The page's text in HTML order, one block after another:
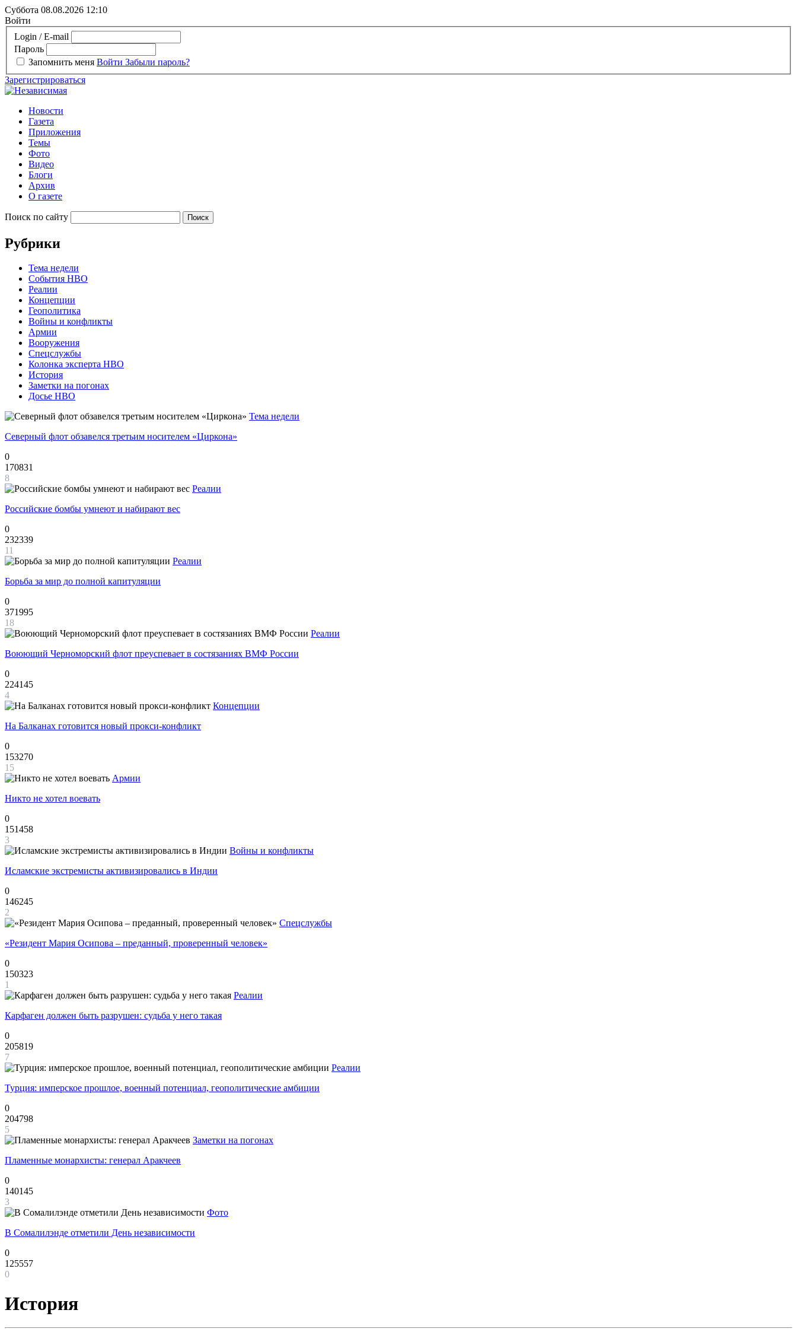
Суббота 08.08.2026 12:10
Войти
Login / E-mail
Пароль
Запомнить меня Войти Забыли пароль?
Зарегистрироваться
Новости
Газета
Приложения
Темы
Фото
Видео
Блоги
Архив
О газете
Поиск по сайту
Рубрики
Тема недели
События НВО
Реалии
Концепции
Геополитика
Войны и конфликты
Армии
Вооружения
Спецслужбы
Колонка эксперта НВО
История
Заметки на погонах
Досье НВО
Тема недели
Северный флот обзавелся третьим носителем «Циркона»
0
170831
8
Реалии
Российские бомбы умнеют и набирают вес
0
232339
11
Реалии
Борьба за мир до полной капитуляции
0
371995
18
Реалии
Воюющий Черноморский флот преуспевает в состязаниях ВМФ России
0
224145
4
Концепции
На Балканах готовится новый прокси-конфликт
0
153270
15
Армии
Никто не хотел воевать
0
151458
3
Войны и конфликты
Исламские экстремисты активизировались в Индии
0
146245
2
Спецслужбы
«Резидент Мария Осипова – преданный, проверенный человек»
0
150323
1
Реалии
Карфаген должен быть разрушен: судьба у него такая
0
205819
7
Реалии
Турция: имперское прошлое, военный потенциал, геополитические амбиции
0
204798
5
Заметки на погонах
Пламенные монархисты: генерал Аракчеев
0
140145
3
Фото
В Сомалилэнде отметили День независимости
0
125557
0
История